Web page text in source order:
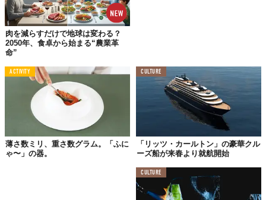
肉を減らすだけで地球は変わる？
2050年、食卓から始まる“農業革
命”
ACTIVITY
薄さ数ミリ、重さ数グラム。「ふに
ゃ〜」の器。
CULTURE
「リッツ・カールトン」の豪華クル
ーズ船が来春より就航開始
CULTURE